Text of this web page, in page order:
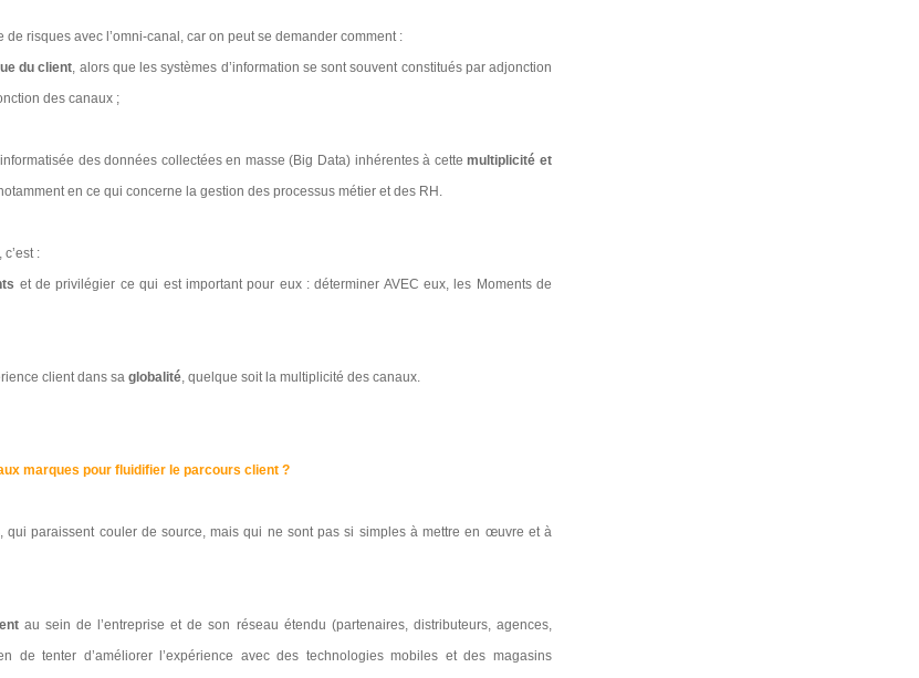
risques avec l’omni-canal, car on peut se demander comment :
du client, alors que les systèmes d’information se sont souvent constitués par adjonction
des canaux ;
des données collectées en masse (Big Data) inhérentes à cettemultiplicité et
en ce qui concerne la gestion des processus métier et des RH.
:
et de privilégier ce qui est important pour eux : déterminer AVEC eux, les Moments de
client dans sa globalité, quelque soit la multiplicité des canaux.
marques pour fluidifier le parcours client ?
qui paraissent couler de source, mais qui ne sont pas si simples à mettre en œuvre et à
au sein de l’entreprise et de son réseau étendu (partenaires, distributeurs, agences,
de tenter d’améliorer l’expérience avec des technologies mobiles et des magasins